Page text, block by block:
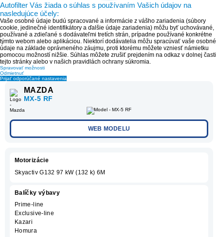
Autofilter Vás žiada o súhlas s používaním Vašich údajov na
nasledujúce účely:
Vaše osobné údaje budú spracované a informácie z vášho zariadenia (súbory
cookie, jedinečné identifikátory a ďalšie údaje zariadenia) môžu byť uchovávané,
používané a zdieľané s dodávateľmi tretích strán, prípadne používané konkrétne
týmto webom alebo aplikáciou. Niektorí dodávatelia môžu spracúvať vaše osobné
údaje na základe oprávneného záujmu, proti ktorému môžete vzniesť námietku
pomocou možností nižšie. Súhlas môžete zrušiť prejdením na odkaz v dolnej časti
tejto stránky alebo v našich pravidlách ochrany súkromia.
Spravovať možnosti
Odmietnuť
Prijať odporúčané nastavenia
MAZDA
MX-5 RF
WEB MODELU
Motorizácie
Skyactiv G132 97 kW (132 k) 6M
Balíčky výbavy
Prime-line
Exclusive-line
Kazari
Homura